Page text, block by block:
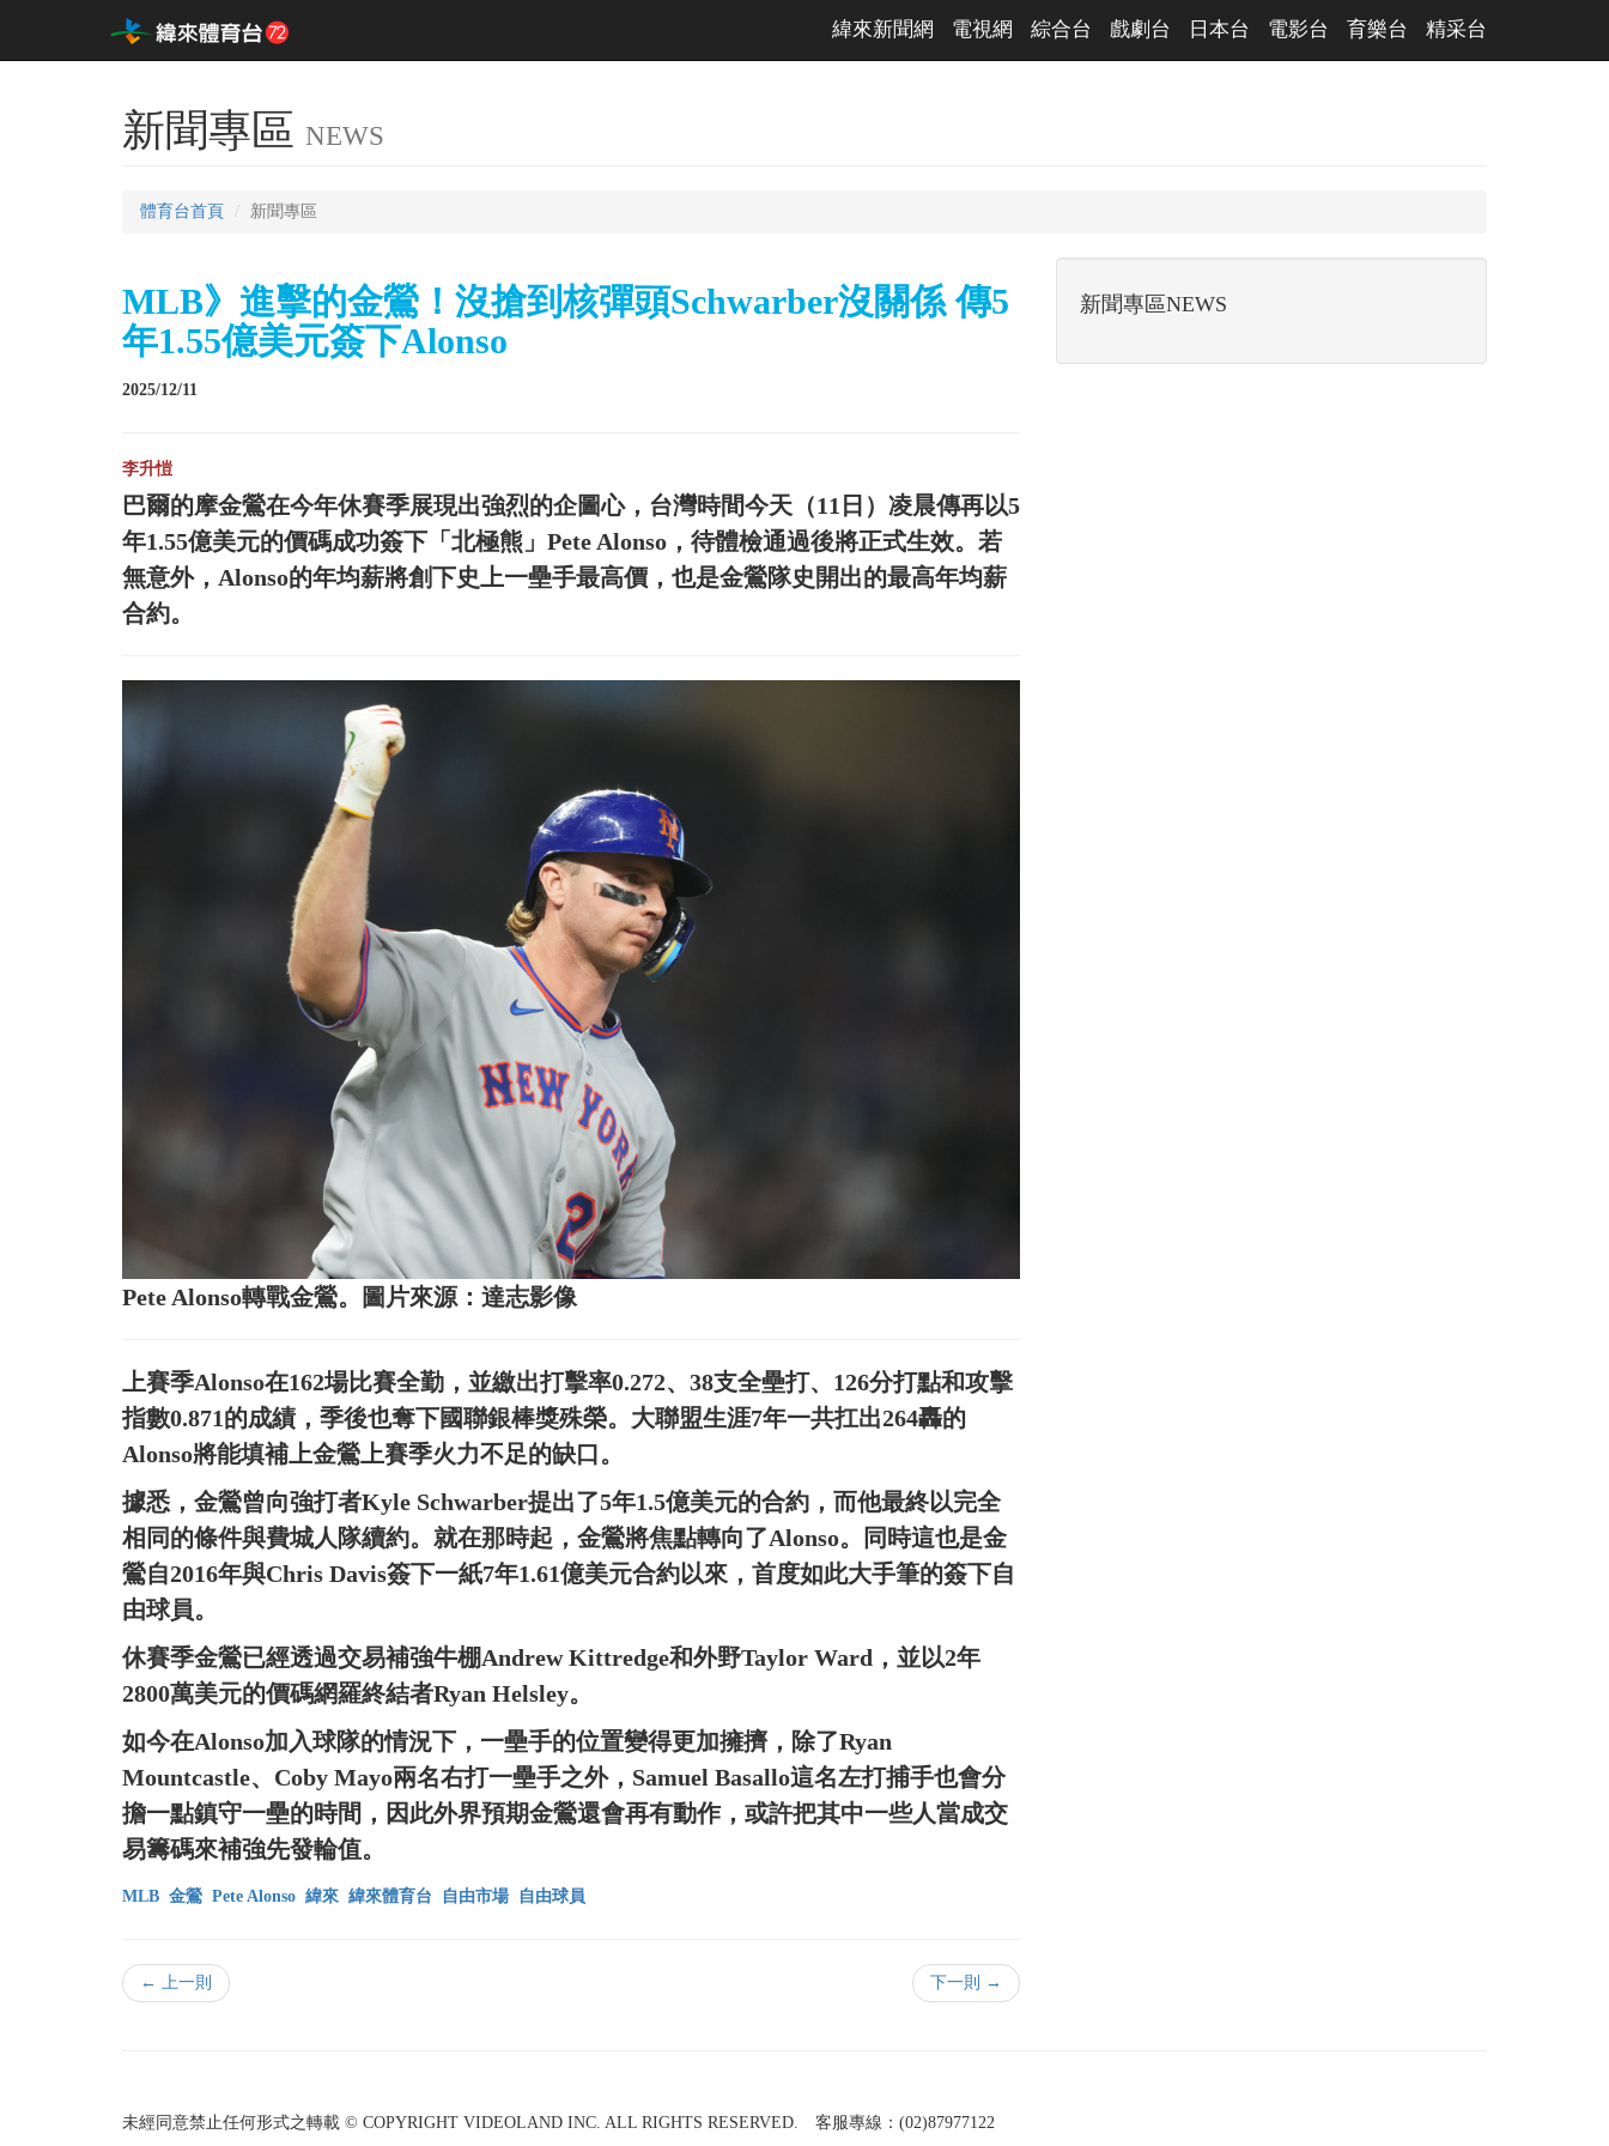
緯來新聞網 電視網 綜合台 戲劇台 日本台 電影台 育樂台 精采台
新聞專區 NEWS
體育台首頁 新聞專區
MLB》進擊的金鶯！沒搶到核彈頭Schwarber沒關係 傳5
年1.55億美元簽下Alonso
2025/12/11
李升愷
巴爾的摩金鶯在今年休賽季展現出強烈的企圖心，台灣時間今天（11日）凌晨傳再以5
年1.55億美元的價碼成功簽下「北極熊」Pete Alonso，待體檢通過後將正式生效。若
無意外，Alonso的年均薪將創下史上一壘手最高價，也是金鶯隊史開出的最高年均薪
合約。
Pete Alonso轉戰金鶯。圖片來源：達志影像
上賽季Alonso在162場比賽全勤，並繳出打擊率0.272、38支全壘打、126分打點和攻擊
指數0.871的成績，季後也奪下國聯銀棒獎殊榮。大聯盟生涯7年一共扛出264轟的
Alonso將能填補上金鶯上賽季火力不足的缺口。
據悉，金鶯曾向強打者Kyle Schwarber提出了5年1.5億美元的合約，而他最終以完全
相同的條件與費城人隊續約。就在那時起，金鶯將焦點轉向了Alonso。同時這也是金
鶯自2016年與Chris Davis簽下一紙7年1.61億美元合約以來，首度如此大手筆的簽下自
由球員。
休賽季金鶯已經透過交易補強牛棚Andrew Kittredge和外野Taylor Ward，並以2年
2800萬美元的價碼網羅終結者Ryan Helsley。
如今在Alonso加入球隊的情況下，一壘手的位置變得更加擁擠，除了Ryan
Mountcastle、Coby Mayo兩名右打一壘手之外，Samuel Basallo這名左打捕手也會分
擔一點鎮守一壘的時間，因此外界預期金鶯還會再有動作，或許把其中一些人當成交
易籌碼來補強先發輪值。
MLB 金鶯 Pete Alonso 緯來 緯來體育台 自由市場 自由球員
← 上一則 下一則 →
新聞專區NEWS
未經同意禁止任何形式之轉載 © COPYRIGHT VIDEOLAND INC. ALL RIGHTS RESERVED. 客服專線：(02)87977122